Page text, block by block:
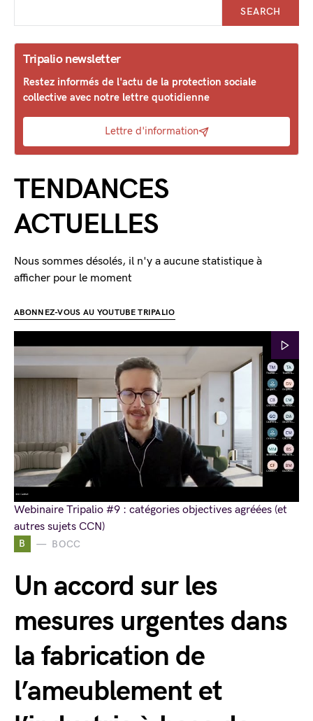
B BOCC
Un accord sur les
mesures urgentes dans
la fabrication de
l’ameublement et
SEARCH
Tripalio newsletter
Restez informés de l'actu de la protection sociale
collective avec notre lettre quotidienne
Lettre d'information
TENDANCES
ACTUELLES
Nous sommes désolés, il n'y a aucune statistique à
afficher pour le moment
ABONNEZ-VOUS AU YOUTUBE TRIPALIO
Webinaire Tripalio #9 : catégories objectives agréées (et
autres sujets CCN)